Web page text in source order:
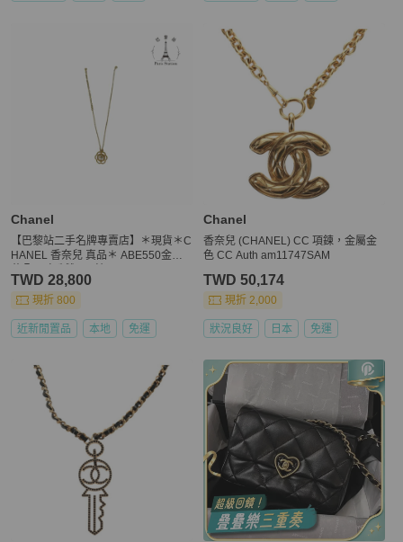
Chanel
【巴黎站二手名牌專賣店】＊現貨＊C
HANEL 香奈兒 真品＊ ABE550金色
TWD 28,800
現折 800
近新閒置品 本地 免運
Chanel
香奈兒 (CHANEL) CC 項鍊，金屬金
色 CC Auth am11747SAM
TWD 50,174
現折 2,000
狀況良好 日本 免運